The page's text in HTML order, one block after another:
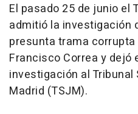
El pasado 25 de junio el
admitió la investigación
presunta trama
Francisco Correa y dejó
investigación al
Madrid (TSJM).